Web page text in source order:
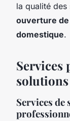
la qualité
ouverture
domestique.
Services
Services